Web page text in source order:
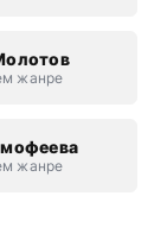
жанре
жанре